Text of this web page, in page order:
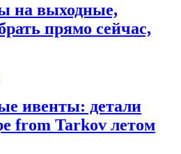
на выходные,
прямо сейчас,
ивенты: детали
from Tarkov летом